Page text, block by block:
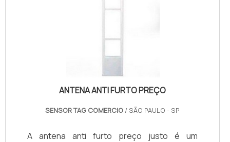
ANTENA ANTI FURTO PREÇO
SENSOR TAG COMERCIO / SÃO PAULO - SP
A antena anti furto preço justo é um